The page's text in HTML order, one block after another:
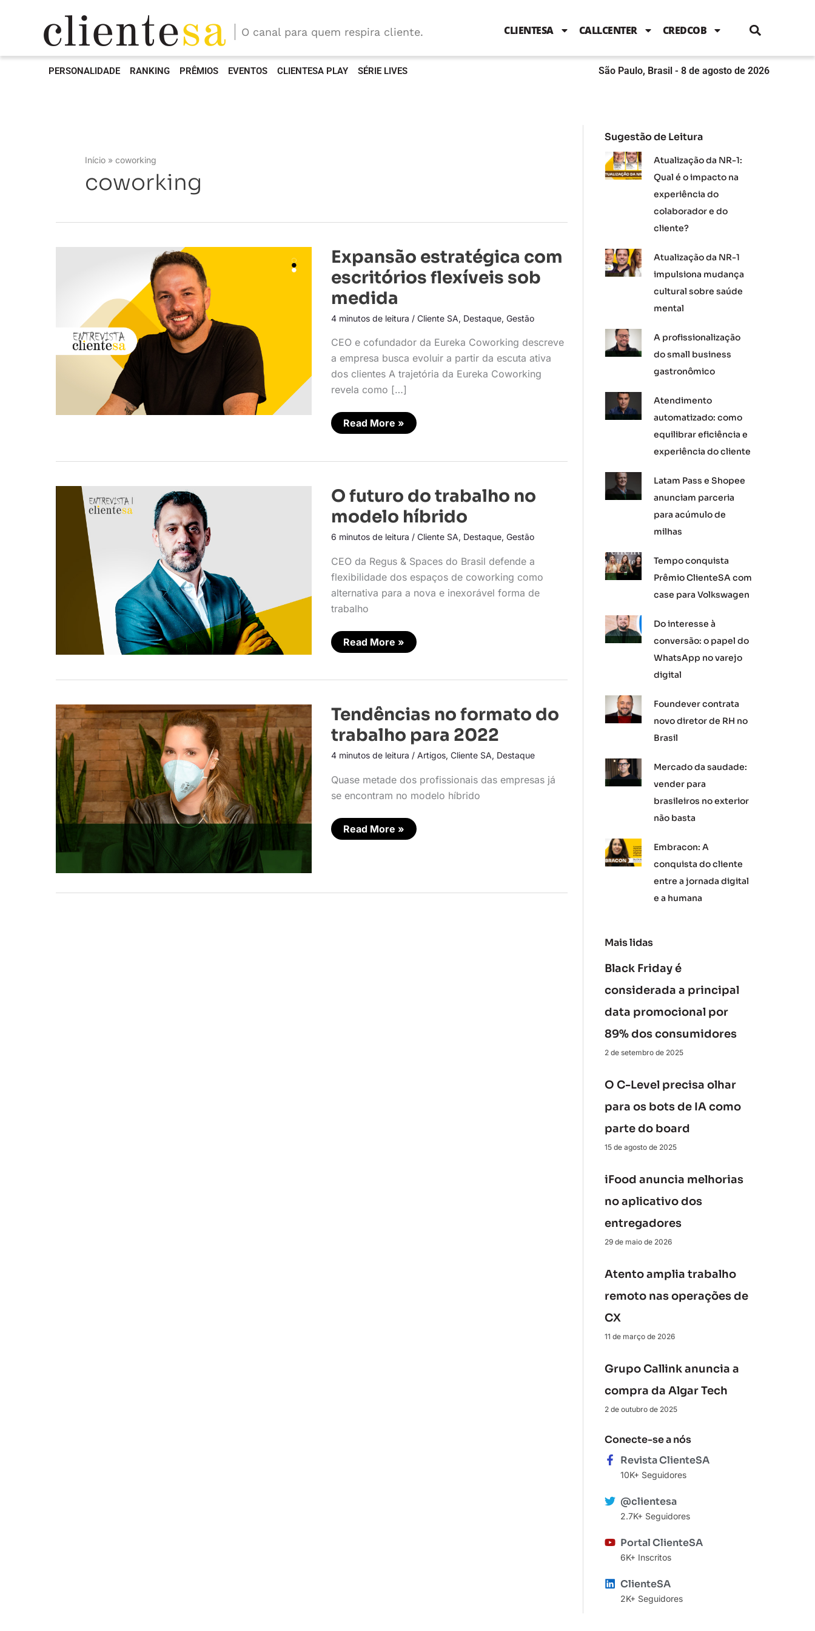
b
o
k
t
e
b
n
g
a
m
O canal para quem respira cliente. CLIENTESA CALLCENTER CREDCOB
PERSONALIDADE RANKING PRÊMIOS EVENTOS CLIENTESA PLAY SÉRIE LIVES São Paulo, Brasil - 8 de agosto de 2026
Início coworking
coworking
Expansão estratégica com
escritórios flexíveis sob
medida
4 minutos de leitura / Cliente SA, Destaque, Gestão
CEO e cofundador da Eureka Coworking descreve
a empresa busca evoluir a partir da escuta ativa
dos clientes A trajetória da Eureka Coworking
revela como […]
Expansão
estratégica
com
escritórios
flexíveis
sob
Read More »
O futuro do trabalho no
modelo híbrido
6 minutos de leitura / Cliente SA, Destaque, Gestão
CEO da Regus & Spaces do Brasil defende a
flexibilidade dos espaços de coworking como
alternativa para a nova e inexorável forma de
trabalho
O
futuro
do
trabalho
modelo
Read More »
Tendências no formato do
trabalho para 2022
4 minutos de leitura / Artigos, Cliente SA, Destaque
Quase metade dos profissionais das empresas já
se encontram no modelo híbrido
Tendências
no
formato
do
para
Read More »
Sugestão de Leitura
Atualização da NR-1:
Qual é o impacto na
experiência do
colaborador e do
cliente?
Atualização da NR-1
impulsiona mudança
cultural sobre saúde
mental
A profissionalização
do small business
gastronômico
Atendimento
automatizado: como
equilibrar eficiência e
experiência do cliente
Latam Pass e Shopee
anunciam parceria
para acúmulo de
milhas
Tempo conquista
Prêmio ClienteSA com
case para Volkswagen
Do interesse à
conversão: o papel do
WhatsApp no varejo
digital
Foundever contrata
novo diretor de RH no
Brasil
Mercado da saudade:
vender para
brasileiros no exterior
não basta
Embracon: A
conquista do cliente
entre a jornada digital
e a humana
Mais lidas
Black Friday é
considerada a principal
data promocional por
89% dos consumidores
2 de setembro de 2025
O C-Level precisa olhar
para os bots de IA como
parte do board
15 de agosto de 2025
iFood anuncia melhorias
no aplicativo dos
entregadores
29 de maio de 2026
Atento amplia trabalho
remoto nas operações de
CX
11 de março de 2026
Grupo Callink anuncia a
compra da Algar Tech
2 de outubro de 2025
Conecte-se a nós
Revista ClienteSA
10K+ Seguidores
@clientesa
2.7K+ Seguidores
Portal ClienteSA
6K+ Inscritos
ClienteSA
2K+ Seguidores